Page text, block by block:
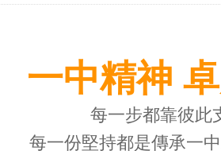
一中精神
每一步都靠彼此
每一份堅持都是傳承一中